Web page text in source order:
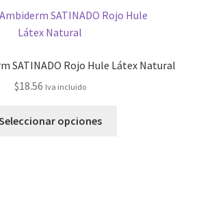
SATINADO Rojo Hule Látex Natural
$18.56 Iva incluido
opciones